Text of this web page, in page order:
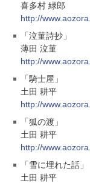
喜多村 緑郎
http://
「泣菫詩抄」
薄田 泣菫
http://
「騎士屋」
土田 耕平
http://
「狐の渡」
土田 耕平
http://
「雪に埋れた話」
土田 耕平